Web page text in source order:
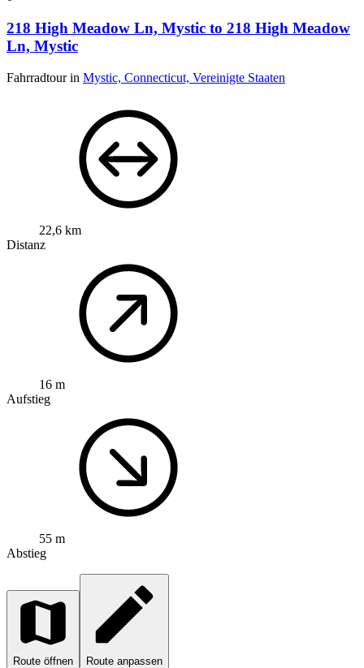
218 High Meadow Ln, Mystic to 218 High Meadow
Ln, Mystic
Fahrradtour in Mystic, Connecticut, Vereinigte Staaten
22,6 km
Distanz
16 m
Aufstieg
55 m
Abstieg
Route öffnen Route anpassen